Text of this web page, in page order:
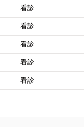
看診
看診
看診
看診
看診